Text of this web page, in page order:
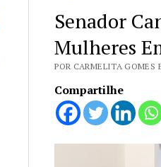
Senador
Mulheres
POR CARMELITA GOMES
Compartilhe